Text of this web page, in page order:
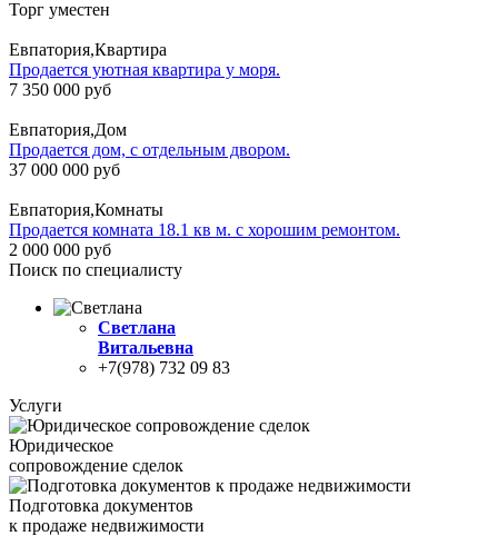
Торг уместен
Евпатория,Квартира
Продается уютная квартира у моря.
7 350 000 руб
Евпатория,Дом
Продается дом, с отдельным двором.
37 000 000 руб
Евпатория,Комнаты
Продается комната 18.1 кв м. с хорошим ремонтом.
2 000 000 руб
Поиск по специалисту
Светлана
Витальевна
+7(978) 732 09 83
Услуги
Юридическое
сопровождение сделок
Подготовка документов
к продаже недвижимости